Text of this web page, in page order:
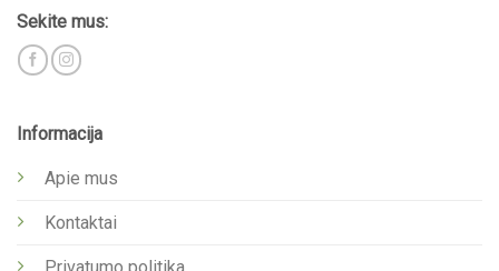
Informacija
Apie mus
Kontaktai
Sekite mus: